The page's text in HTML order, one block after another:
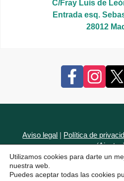
C/Fray Luis de
Entrada esq.
28012
Aviso legal Política de
(Ajustes
Utilizamos cookies para darte un
nuestra web.
Puedes aceptar todas las cookies